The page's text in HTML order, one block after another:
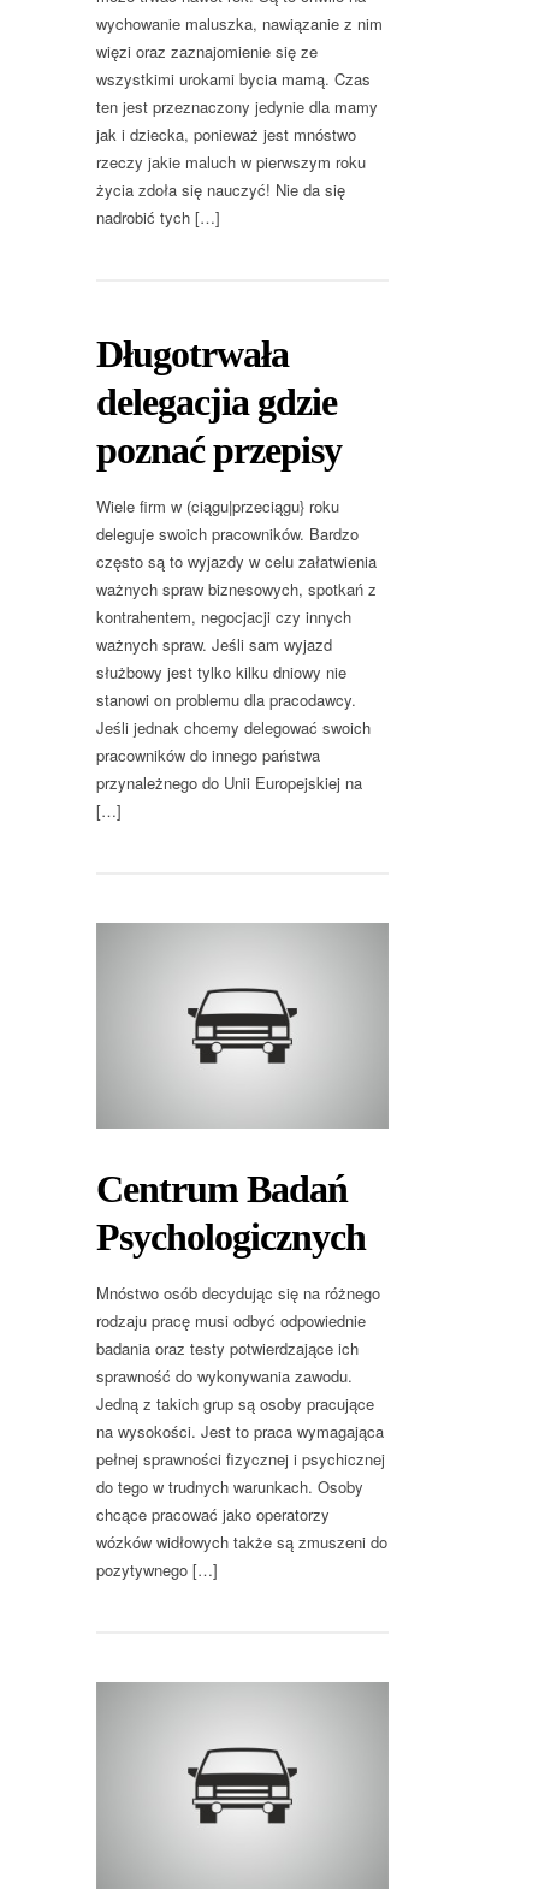
wychowanie maluszka, nawiązanie z nim
więzi oraz zaznajomienie się ze
wszystkimi urokami bycia mamą. Czas
ten jest przeznaczony jedynie dla mamy
jak i dziecka, ponieważ jest mnóstwo
rzeczy jakie maluch w pierwszym roku
życia zdoła się nauczyć! Nie da się
nadrobić tych […]
Długotrwała
delegacjia gdzie
poznać przepisy
Wiele firm w (ciągu|przeciągu} roku
deleguje swoich pracowników. Bardzo
często są to wyjazdy w celu załatwienia
ważnych spraw biznesowych, spotkań z
kontrahentem, negocjacji czy innych
ważnych spraw. Jeśli sam wyjazd
służbowy jest tylko kilku dniowy nie
stanowi on problemu dla pracodawcy.
Jeśli jednak chcemy delegować swoich
pracowników do innego państwa
przynależnego do Unii Europejskiej na
[…]
Centrum Badań
Psychologicznych
Mnóstwo osób decydując się na różnego
rodzaju pracę musi odbyć odpowiednie
badania oraz testy potwierdzające ich
sprawność do wykonywania zawodu.
Jedną z takich grup są osoby pracujące
na wysokości. Jest to praca wymagająca
pełnej sprawności fizycznej i psychicznej
do tego w trudnych warunkach. Osoby
chcące pracować jako operatorzy
wózków widłowych także są zmuszeni do
pozytywnego […]